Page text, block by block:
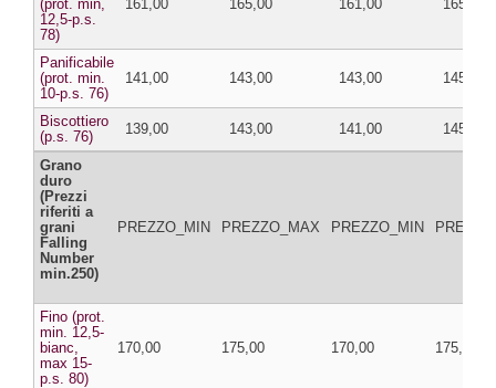
(prot. min,
12,5-p.s.
78)
161,00 165,00 161,00 165,00
Panificabile
(prot. min.
10-p.s. 76)
141,00 143,00 143,00 145,00
Biscottiero
(p.s. 76)
139,00 143,00 141,00 145,00
Grano
duro
(Prezzi
riferiti a
grani
Falling
Number
min.250)
PREZZO_MIN PREZZO_MAX PREZZO_MIN
Fino (prot.
min. 12,5-
bianc,
max 15-
p.s. 80)
170,00 175,00 170,00 175,00